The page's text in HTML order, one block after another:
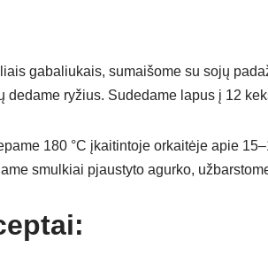
gabaliukais, sumaišome su sojų
dedame ryžius. Sudedame lapus į 12
180 °C įkaitintoje orkaitėje apie
smulkiai pjaustyto agurko,